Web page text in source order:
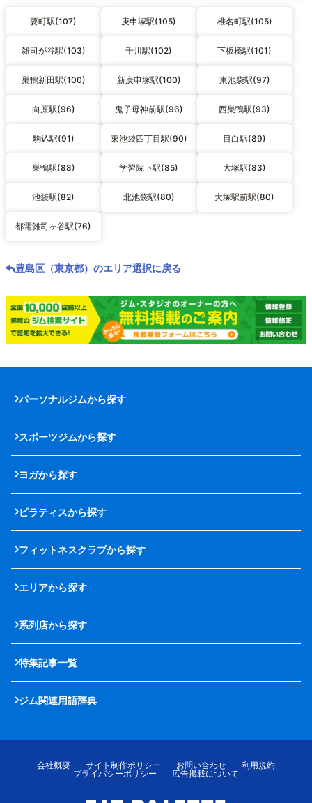
要町駅(107) 庚申塚駅(105) 椎名町駅(105)
雑司が谷駅(103) 千川駅(102) 下板橋駅(101)
巣鴨新田駅(100) 新庚申塚駅(100) 東池袋駅(97)
向原駅(96) 鬼子母神前駅(96) 西巣鴨駅(93)
駒込駅(91) 東池袋四丁目駅(90) 目白駅(89)
巣鴨駅(88) 学習院下駅(85) 大塚駅(83)
池袋駅(82) 北池袋駅(80) 大塚駅前駅(80)
都電雑司ヶ谷駅(76)
豊島区（東京都）のエリア選択に戻る
パーソナルジムから探す
スポーツジムから探す
ヨガから探す
ピラティスから探す
フィットネスクラブから探す
エリアから探す
系列店から探す
特集記事一覧
ジム関連用語辞典
会社概要 サイト制作ポリシー お問い合わせ
利用規約
プライバシーポリシー
広告掲載について